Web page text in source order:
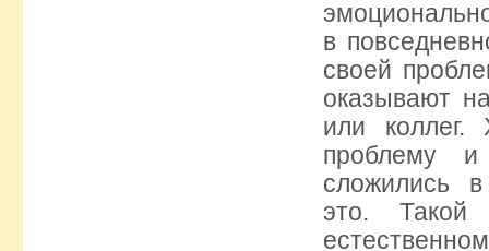
в
своей
оказывают
или коллег.
проблему
сложились
это. Такой